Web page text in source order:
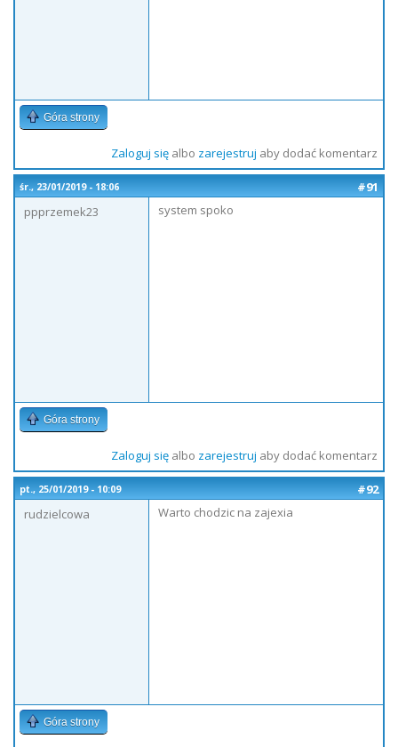
Góra strony
Zaloguj sięalbo zarejestruj aby dodać komentarz
śr., 23/01/2019 - 18:06
#91
ppprzemek23
system spoko
Góra strony
Zaloguj sięalbo zarejestruj aby dodać komentarz
pt., 25/01/2019 - 10:09
#92
rudzielcowa
Warto chodzic na zajexia
Góra strony